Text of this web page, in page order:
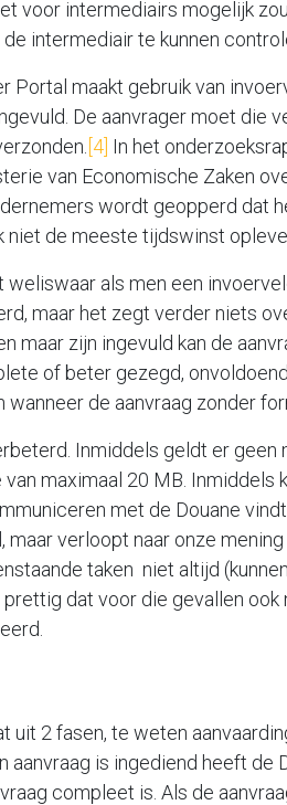
voor intermediairs mogelijk
de intermediair te kunnen
Portal maakt gebruik van
De aanvrager moet die
[4] In het
van Economische Zaken
wordt geopperd dat
niet de meeste tijdswinst
als men een
maar het zegt verder niets
maar zijn ingevuld kan de
of beter gezegd,
wanneer de aanvraag zonder
Inmiddels geldt er geen
maximaal 20 MB. Inmiddels
met de Douane
maar verloopt naar onze
taken niet altijd
prettig dat voor die gevallen
uit 2 fasen, te weten
aanvraag is ingediend heeft de
compleet is. Als de